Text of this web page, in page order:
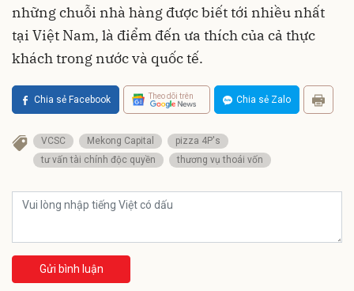
những chuỗi nhà hàng được biết tới nhiều nhất
tại Việt Nam, là điểm đến ưa thích của cả thực
khách trong nước và quốc tế.
Chia sẻ Facebook Theo dõi trên Chia sẻ Zalo
VCSC Mekong Capital
pizza 4P's
tư vấn tài chính độc quyền
thương vụ thoái vốn
Gửi bình luận